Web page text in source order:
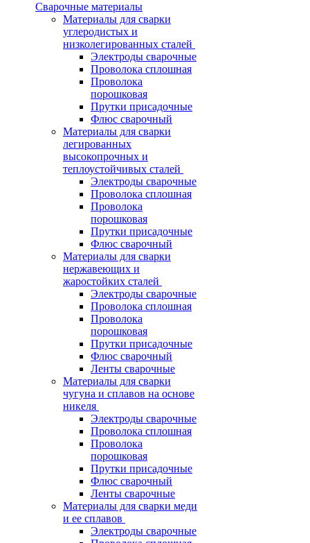
Сварочные материалы
Материалы для сварки
углеродистых и
низколегированных сталей
Электроды сварочные
Проволока сплошная
Проволока
порошковая
Прутки присадочные
Флюс сварочный
Материалы для сварки
легированных
высокопрочных и
теплоустойчивых сталей
Электроды сварочные
Проволока сплошная
Проволока
порошковая
Прутки присадочные
Флюс сварочный
Материалы для сварки
нержавеющих и
жаростойких сталей
Электроды сварочные
Проволока сплошная
Проволока
порошковая
Прутки присадочные
Флюс сварочный
Ленты сварочные
Материалы для сварки
чугуна и сплавов на основе
никеля
Электроды сварочные
Проволока сплошная
Проволока
порошковая
Прутки присадочные
Флюс сварочный
Ленты сварочные
Материалы для сварки меди
и ее сплавов
Электроды сварочные